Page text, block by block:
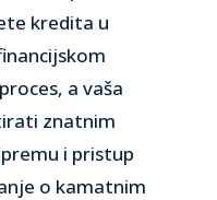
kredita u
a vaša
znatnim
i pristup
o kamatnim